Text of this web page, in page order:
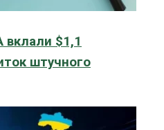
вклали $1,1
штучного